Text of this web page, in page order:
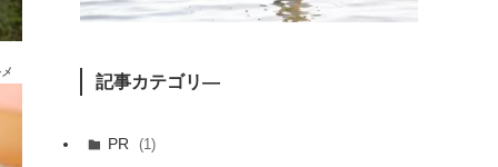
記事カテゴリ―
PR (1)